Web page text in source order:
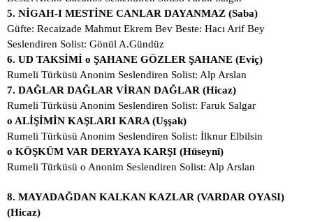
5. NİGAH-I MESTİNE CANLAR DAYANMAZ (Saba)
Güfte: Recaizade Mahmut Ekrem Bev Beste: Hacı Arif Bey
Seslendiren Solist: Gönül A.Gündüz
6. UD TAKSİMİ o ŞAHANE GÖZLER ŞAHANE (Eviç)
Rumeli Türküsü Anonim Seslendiren Solist: Alp Arslan
7. DAĞLAR DAĞLAR VİRAN DAĞLAR (Hicaz)
Rumeli Türküsü Anonim Seslendiren Solist: Faruk Salgar
o ALİŞİMİN KAŞLARI KARA (Uşşak)
Rumeli Türküsü Anonim Seslendiren Solist: İlknur Elbilsin
o KÖŞKÜM VAR DERYAYA KARŞI (Hüseynî)
Rumeli Türküsü o Anonim Seslendiren Solist: Alp Arslan
8. MAYADAĞDAN KALKAN KAZLAR (VARDAR OYASI)
(Hicaz)